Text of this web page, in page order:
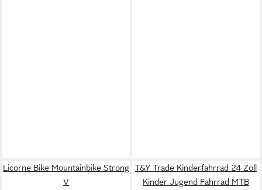
Licorne Bike Mountainbike Strong
V
T&Y Trade Kinderfahrrad 24 Zoll
Kinder Jugend Fahrrad MTB